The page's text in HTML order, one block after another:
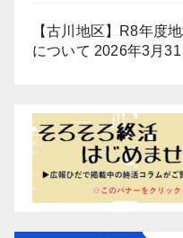
【古川地区】R8年度
について 2026年3月31